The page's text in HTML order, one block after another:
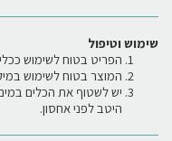
שימוש וטיפול
הפריט בטוח לשימוש
המוצר בטוח לשימוש
יש לשטוף את הכלים
היטב לפני אחסון.